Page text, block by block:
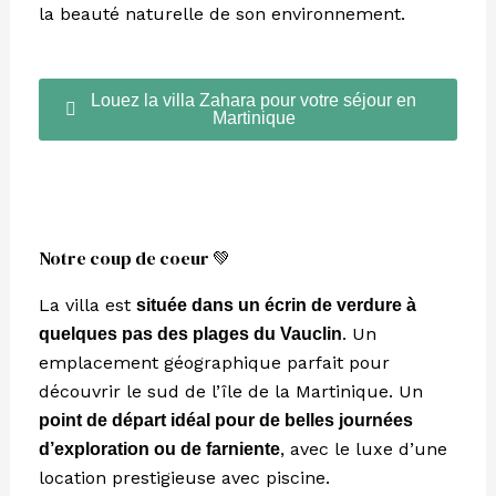
la beauté naturelle de son environnement.
Louez la villa Zahara pour votre séjour en
Martinique
Notre coup de coeur 💚
La villa est située dans un écrin de verdure à
quelques pas des plages du Vauclin. Un
emplacement géographique parfait pour
découvrir le sud de l’île de la Martinique. Un
point de départ idéal pour de belles journées
d’exploration ou de farniente, avec le luxe d’une
location prestigieuse avec piscine.